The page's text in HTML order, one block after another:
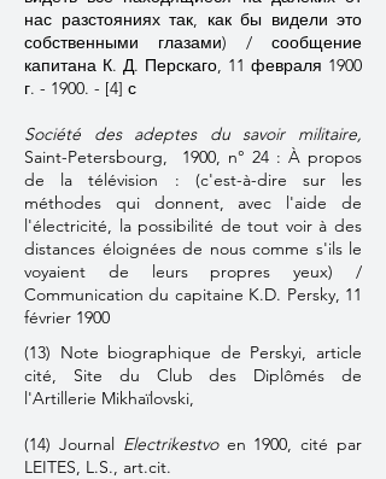
нас разстояниях так, как бы видели это
собственными глазами) / сообщение
капитана К. Д. Перскаго, 11 февраля 1900
г. - 1900. - [4] с
Société des adeptes du savoir militaire,
Saint-Petersbourg, 1900, n° 24 : À propos
de la télévision : (c'est-à-dire sur les
méthodes qui donnent, avec l'aide de
l'électricité, la possibilité de tout voir à des
distances éloignées de nous comme s'ils le
voyaient de leurs propres yeux) /
Communication du capitaine K.D. Persky, 11
février 1900
(13) Note biographique de Perskyi, article
cité, Site du Club des Diplômés de
l'Artillerie Mikhaïlovski,
(14) Journal Electrikestvoen 1900, cité par
LEITES, L.S., art.cit.